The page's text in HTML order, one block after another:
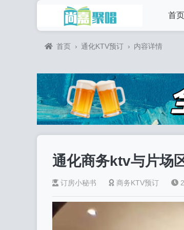
首页
首页 › 通化KTV预订 › 内容详情
通化商务ktv与片场
订房小秘书 商务KTV预订